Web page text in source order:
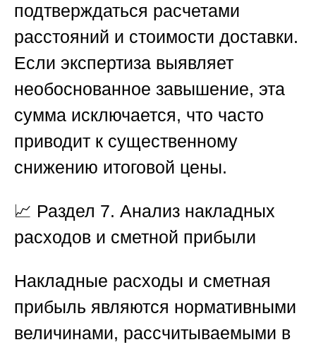
подтверждаться расчетами
расстояний и стоимости доставки.
Если экспертиза выявляет
необоснованное завышение, эта
сумма исключается, что часто
приводит к существенному
снижению итоговой цены.
📈 Раздел 7. Анализ накладных
расходов и сметной прибыли
Накладные расходы и сметная
прибыль являются нормативными
величинами, рассчитываемыми в